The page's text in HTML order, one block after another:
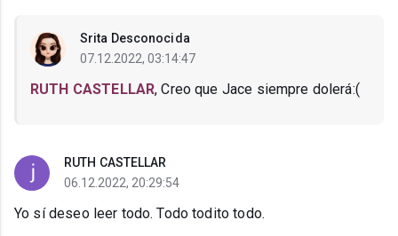
Srita Desconocida
07.12.2022, 03:14:47
RUTH CASTELLAR, Creo que Jace siempre dolerá:(
RUTH CASTELLAR
06.12.2022, 20:29:54
Yo sí deseo leer todo. Todo todito todo.